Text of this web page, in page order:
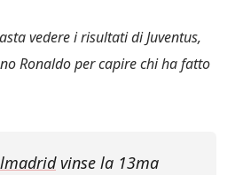
vedere i risultati di Juventus,
Ronaldo per capire chi ha fatto
vinse la 13ma